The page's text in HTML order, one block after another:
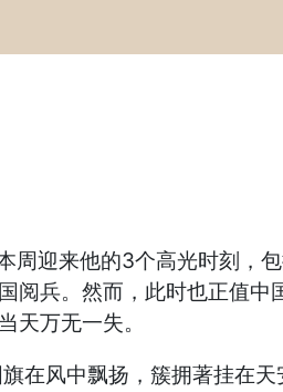
迎来他的3个高光时刻，
兵。然而，此时也正值
天万无一失。
在风中飘扬，簇拥著挂在